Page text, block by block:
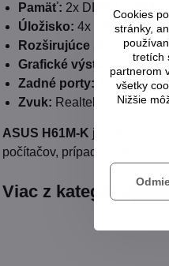
Pamäť: 2x DDR3 DIMM
Úložisko: 4x SATA 3Gb/s
Rozširujúce sloty:1x
Grafické výstupy:
1x
Zadné porty: 4x USB
Zvuk: Realtek® ALC887
ASUS H61M-K je overená
počítačov, prípadne ako
Viac z kategórie
Cookies
stránky,
tretích
partnerom
všetky
Nižšie